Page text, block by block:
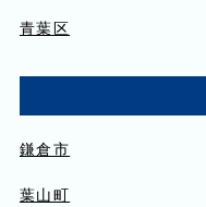
青葉区
鎌倉市
葉山町